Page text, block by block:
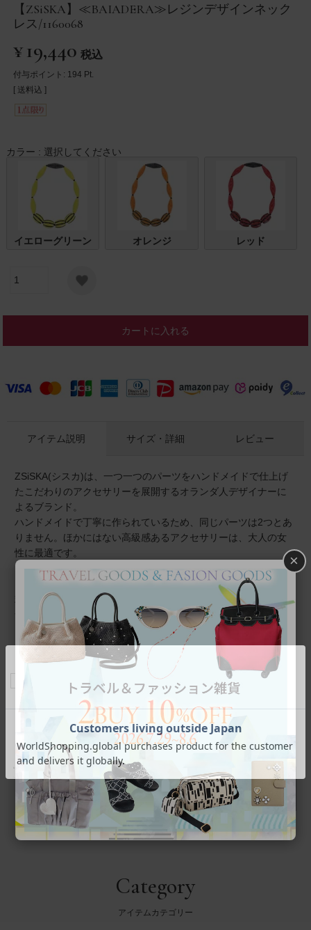
【ZSiSKA】≪BAIADERA≫レジンデザインネック
レス/1160068
¥19,440 税込
付与ポイント: 194 Pt.
送料込
カラー 選択してください
イエローグリーン オレンジ レッド
カートに入れる
アイテム説明
ZSiSKA(シスカ)は、一つ一つのパーツをハンドメイドで仕上げ
たこだわりのアクセサリーを展開するオランダ人デザイナーに
よるブランド。
ハンドメイドで丁寧に作られているため、同じパーツは2つとあ
りません。ほかにはない高級感あるアクセサリーは、大人の女
性に最適です。
大きな存在感とホワイトとブラックのストライプがスタイリッ
シュでシンプルなお洋服にお楽しみいただけます。マグネット
式なので取り外しも簡単です。
金属アレルギーの方でも安心してご利用いただけます。
サイズ・詳細 レビュー
商品番号 1160068
返品について
Category
アイテムカテゴリー
×